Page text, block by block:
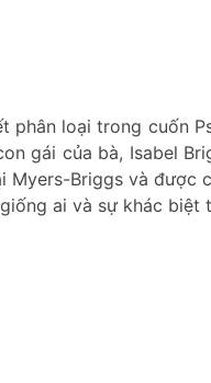
loại trong cuốn
gái của bà, Isabel
Briggs và được
ai và sự khác biệt